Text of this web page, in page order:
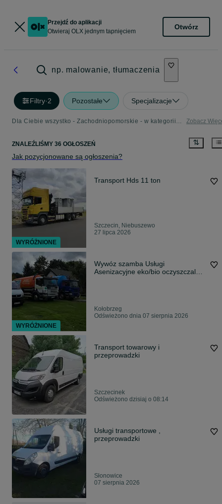
Przejdź do aplikacji
Otwieraj OLX jednym tapnięciem
Otwórz
np. malowanie, tłumaczenia
Filtry·2 Pozostałe Specjalizacje
Dla Ciebie wszystko - Zachodniopomorskie - w kategorii Pozostałe Zobacz
ZNALEŹLIŚMY 36 OGŁOSZEŃ
Jak pozycjonowane są ogłoszenia?
Transport Hds 11 ton
Szczecin, Niebuszewo
27 lipca 2026
Wywóz szamba Usługi
Asenizacyjne eko/bio oczyszczalnie
Kołobrzeg
Odświeżono dnia 07 sierpnia 2026
Transport towarowy i
przeprowadzki
Szczecinek
Odświeżono dzisiaj o 08:14
Usługi transportowe ,
przeprowadzki
Słonowice
07 sierpnia 2026
WYRÓŻNIONE
WYRÓŻNIONE